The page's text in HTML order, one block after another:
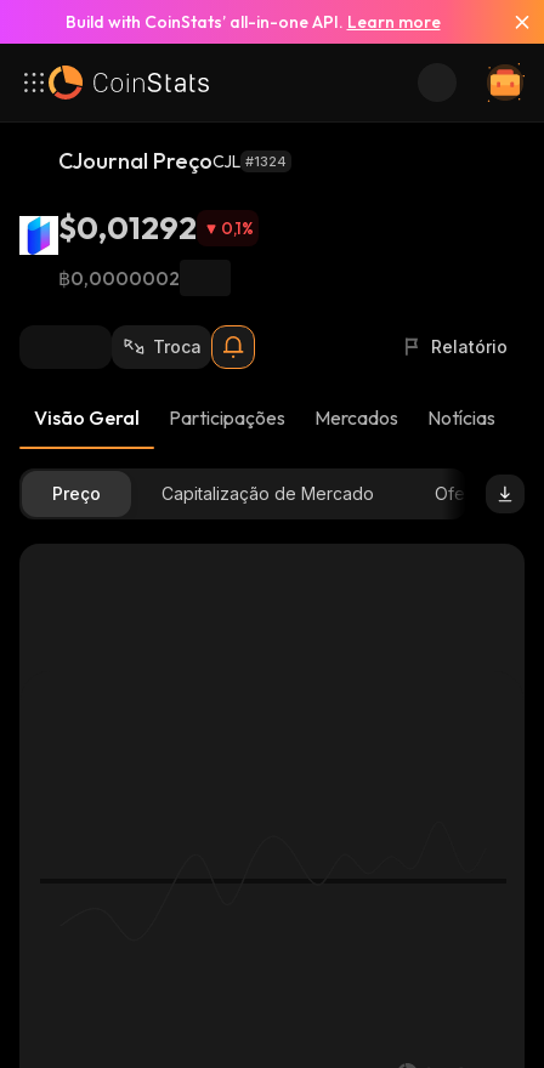
Build with CoinStats’ all-in-one API. Learn more
CJournal PreçoCJL #1324
$0,01292 0,1%
฿0,0000002
Troca Relatório
Visão Geral Participações Mercados Notícias
Preço Capitalização de Mercado Oferta